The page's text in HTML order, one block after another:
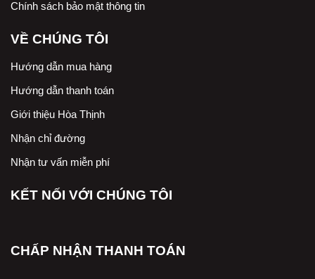
Chính sách bảo mật thông tin
VỀ CHÚNG TÔI
Hướng dẫn mua hàng
Hướng dẫn thanh toán
Giới thiệu Hòa Thịnh
Nhận chỉ đường
Nhận tư vấn miễn phí
KẾT NỐI VỚI CHÚNG TÔI
CHẤP NHẬN THANH TOÁN